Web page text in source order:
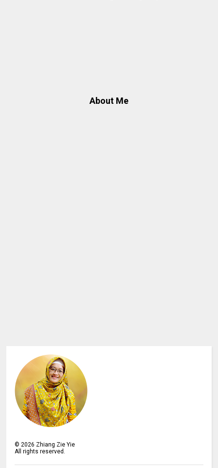
About Me
©2026 Zhiang Zie Yie
All rights reserved.